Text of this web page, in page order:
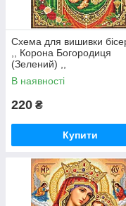
Схема для вишивки
,, Корона Богородиця
(Зелений) ,,
В наявності
220 ₴
Купити